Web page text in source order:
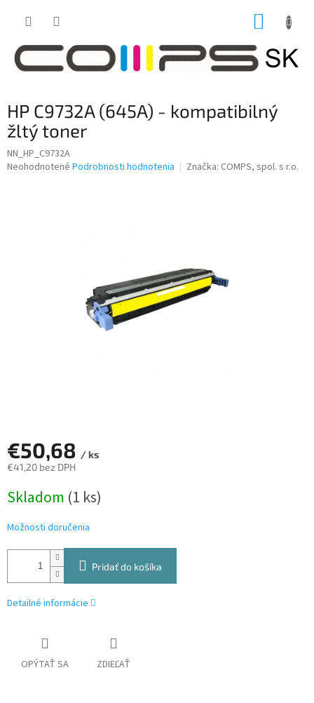
HP C9732A (645A) - kompatibilný
žltý toner
NN_HP_C9732A
Priemerné
Neohodnotené Podrobnosti hodnotenia Značka: COMPS, spol. s r.o.
€50,68 / ks
€41,20 bez DPH
cena:
Skladom (1 ks)
Možnosti doručenia
Pridať do košíka
Detailné informácie
OPÝTAŤ SA ZDIEĽAŤ